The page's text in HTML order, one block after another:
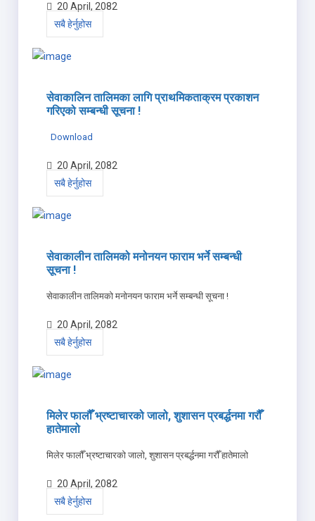
20 April, 2082
सबै हेर्नुहोस
सेवाकालिन तालिमका लागि प्राथमिकताक्रम प्रकाशन
गरिएको सम्बन्धी सूचना !
Download
20 April, 2082
सबै हेर्नुहोस
सेवाकालीन तालिमको मनोनयन फाराम भर्ने सम्बन्धी
सूचना !
सेवाकालीन तालिमको मनोनयन फाराम भर्ने सम्बन्धी सूचना !
20 April, 2082
सबै हेर्नुहोस
मिलेर फालौँ भ्रष्टाचारको जालो, शुशासन प्रबर्द्धनमा गरौँ
हातेमालो
मिलेर फालौँ भ्रष्टाचारको जालो, शुशासन प्रबर्द्धनमा गरौँ हातेमालो
20 April, 2082
सबै हेर्नुहोस